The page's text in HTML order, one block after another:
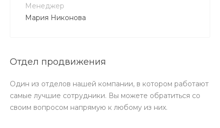
Менеджер
Мария Никонова
Отдел продвижения
Один из отделов нашей компании, в котором работают
самые лучшие сотрудники. Вы можете обратиться со
своим вопросом напрямую к любому из них.